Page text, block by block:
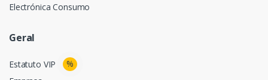
Electrónica Consumo
Geral
Estatuto VIP
%